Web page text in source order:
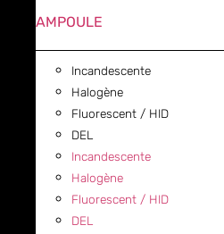
AMPOULE
Incandescente
Halogène
Fluorescent / HID
DEL
Incandescente
Halogène
Fluorescent / HID
DEL